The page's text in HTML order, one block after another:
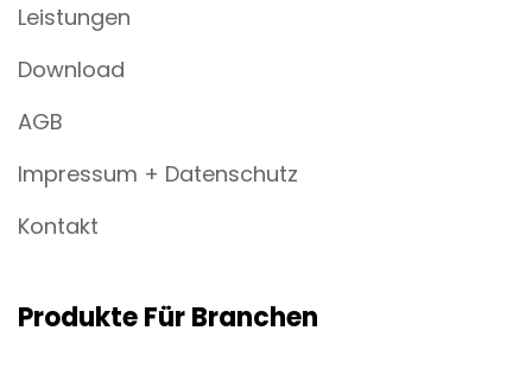
Leistungen
Download
AGB
Impressum + Datenschutz
Kontakt
Produkte Für Branchen